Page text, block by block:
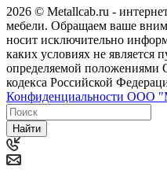
2026 © Metallcab.ru -
мебели. Обращаем ваше
носит исключительно
каких условиях не является
определяемой положениями
кодекса Российской
Конфиденциальности ООО
Найти